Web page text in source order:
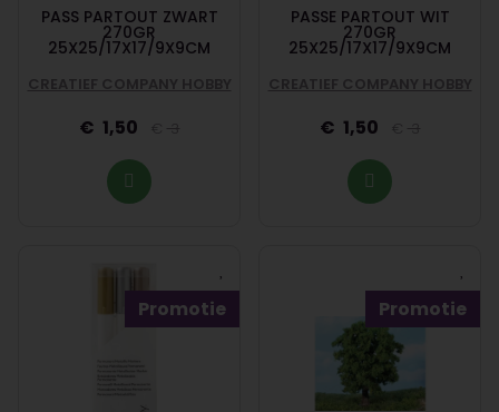
PASS PARTOUT ZWART
270GR
25X25/17X17/9X9CM
CREATIEF COMPANY HOBBY
1,50 3
PASSE PARTOUT WIT
270GR
25X25/17X17/9X9CM
CREATIEF COMPANY HOBBY
1,50 3
Promotie Promotie